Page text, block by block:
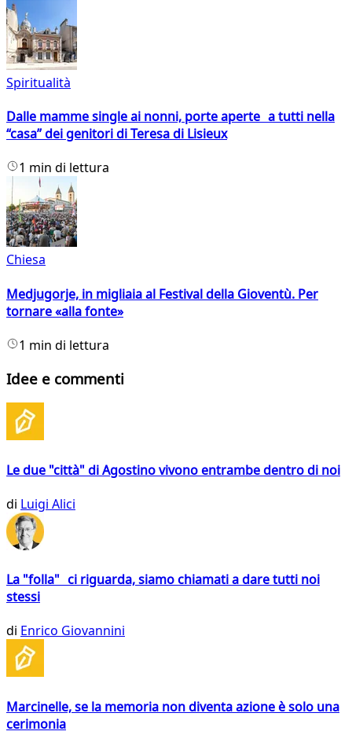
Spiritualità
Dalle mamme single ai nonni, porte aperte a tutti nella
“casa” dei genitori di Teresa di Lisieux
1 min di lettura
Chiesa
Medjugorje, in migliaia al Festival della Gioventù. Per
tornare «alla fonte»
1 min di lettura
Idee e commenti
Le due "città" di Agostino vivono entrambe dentro di noi
di Luigi Alici
La "folla" ci riguarda, siamo chiamati a dare tutti noi
stessi
di Enrico Giovannini
Marcinelle, se la memoria non diventa azione è solo una
cerimonia